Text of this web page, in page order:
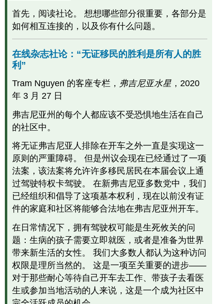
线
杂
读
研
究
现，
无
证
移
民
实
际
上
可
以
使
国
社
区
更
安
全，
而
不
首先，阅读社论。 想想哪些部分很重要，各部分是
如何相互连接的，以及你有什么问题。
在线杂志社论：“无证移民的胜利是所有人的胜
利”
Tram Nguyen 的客座专栏， 弗吉尼亚水星 ，2020
年 3 月 27 日
弗吉尼亚州的每个人都应该不受恐惧地生活在自己
的社区中。
将无证弗吉尼亚人排除在开车之外一直是实现这一
原则的严重障碍。 但是州议会现在已经通过了一项
法案，该法案将允许许多移民居民在本届会议上通
过驾驶特权卡驾驶。 在新弗吉尼亚多数党中，我们
已经组织和倡导了这项基本权利，现在以前没有证
件的家庭和社区将能够合法地在弗吉尼亚州开车。
在日常情况下，拥有驾驶权可能是生死攸关的问
题：生病的孩子需要立即就医，或者是准备为世界
带来新生活的女性。 我们大多数人都认为这种访问
权限是理所当然的。 这是一项至关重要的进步——
对于那些耐心等待自己开车去工作、带孩子去看医
生或参加当地活动的人来说，这是一个成为社区中